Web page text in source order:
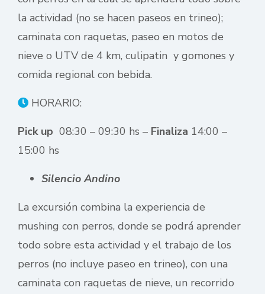
la actividad (no se hacen paseos en trineo);
caminata con raquetas, paseo en motos de
nieve o UTV de 4 km, culipatin y gomones y
comida regional con bebida.
HORARIO:
Pick up 08:30 – 09:30 hs – Finaliza 14:00 –
15:00 hs
Silencio Andino
La excursión combina la experiencia de
mushing con perros, donde se podrá aprender
todo sobre esta actividad y el trabajo de los
perros (no incluye paseo en trineo), con una
caminata con raquetas de nieve, un recorrido